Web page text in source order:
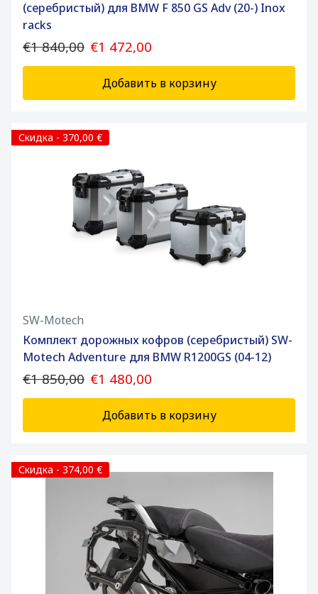
(серебристый) для BMW F 850 GS Adv (20-) Inox
racks
€1 840,00 €1 472,00
Добавить в корзину
Скидка - 370,00 €
SW-Motech
Комплект дорожных кофров (серебристый) SW-
Motech Adventure для BMW R1200GS (04-12)
€1 850,00 €1 480,00
Добавить в корзину
Скидка - 374,00 €